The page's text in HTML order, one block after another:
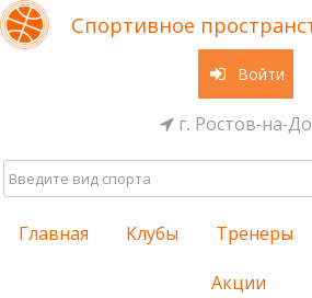
Спортивное
Войти
г. Ростов-на-
Главная Клубы Тренеры
Акции